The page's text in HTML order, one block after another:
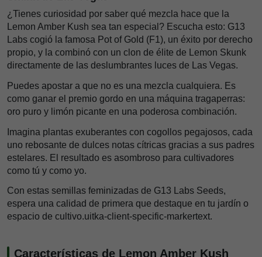
¿Tienes curiosidad por saber qué mezcla hace que la
Lemon Amber Kush sea tan especial? Escucha esto: G13
Labs cogió la famosa Pot of Gold (F1), un éxito por derecho
propio, y la combinó con un clon de élite de Lemon Skunk
directamente de las deslumbrantes luces de Las Vegas.
Puedes apostar a que no es una mezcla cualquiera. Es
como ganar el premio gordo en una máquina tragaperras:
oro puro y limón picante en una poderosa combinación.
Imagina plantas exuberantes con cogollos pegajosos, cada
uno rebosante de dulces notas cítricas gracias a sus padres
estelares. El resultado es asombroso para cultivadores
como tú y como yo.
Con estas semillas feminizadas de G13 Labs Seeds,
espera una calidad de primera que destaque en tu jardín o
espacio de cultivo.uitka-client-specific-markertext.
Características de Lemon Amber Kush